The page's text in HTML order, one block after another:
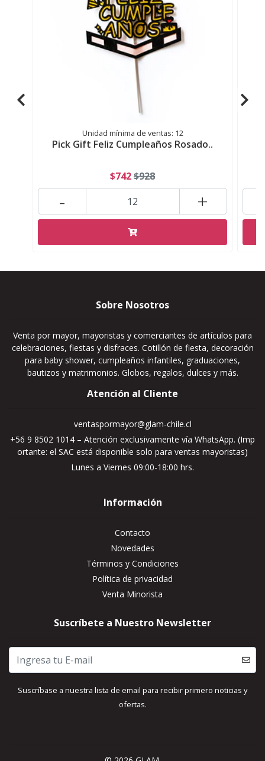
Unidad mínima de ventas: 12
Pick Gift Feliz Cumpleaños Rosado..
$742$928
+
-
Sobre Nosotros
Venta por mayor, mayoristas y comerciantes de artículos para
celebraciones, fiestas y disfraces. Cotillón de fiesta, decoración
para baby shower, cumpleaños infantiles, graduaciones,
bautizos y matrimonios. Globos, regalos, dulces y más.
Atención al Cliente
ventaspormayor@glam-chile.cl
+56 9 8502 1014 – Atención exclusivamente vía WhatsApp. (Imp
ortante: el SAC está disponible solo para ventas mayoristas)
Lunes a Viernes 09:00-18:00 hrs.
Información
Contacto
Novedades
Términos y Condiciones
Política de privacidad
Venta Minorista
Suscríbete a Nuestro Newsletter
Suscríbase a nuestra lista de email para recibir primero noticias y
ofertas.